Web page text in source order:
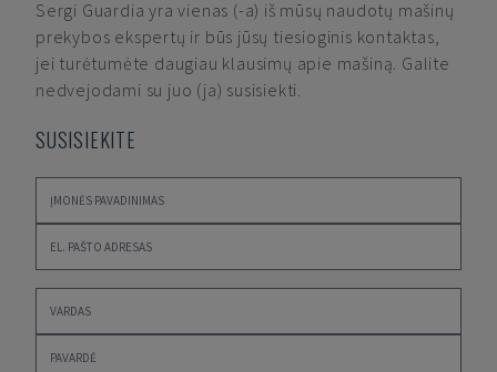
Sergi Guardia yra vienas (-a) iš mūsų naudotų mašinų
prekybos ekspertų ir būs jūsų tiesioginis kontaktas,
jei turėtumėte daugiau klausimų apie mašiną. Galite
nedvejodami su juo (ja) susisiekti.
SUSISIEKITE